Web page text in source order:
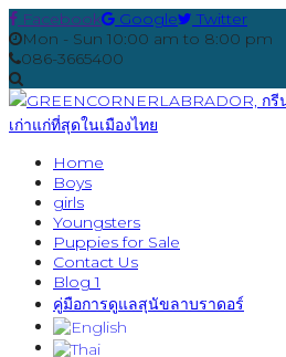
Facebook Google
Twitter
Mon - Sun 10:00 am to 8:00 pm
086-3665400
Home
Boys
girls
Youngsters
Puppies for Sale
Contact Us
Blog 1
คู่มือการดูแลสุนัขลาบราดอร์